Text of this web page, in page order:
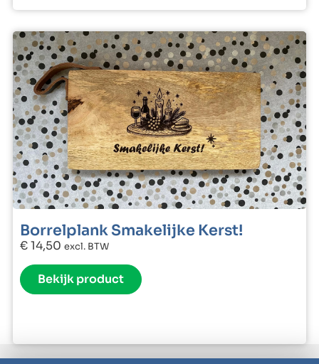
Borrelplank Smakelijke Kerst!
€14,50 excl. BTW
Bekijk product